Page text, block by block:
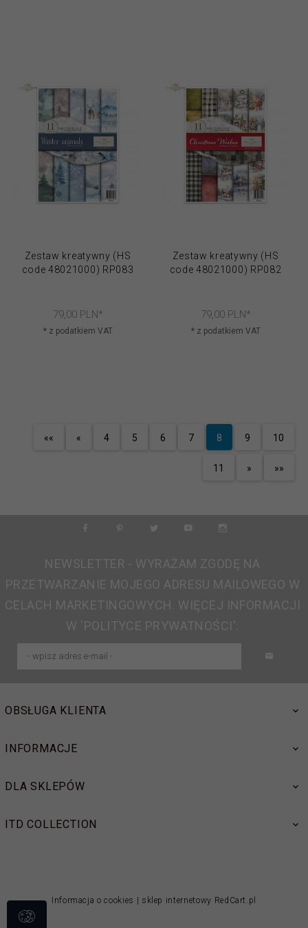
Zestaw kreatywny (HS
code 48021000) RP083
79, 00 PLN*
* z podatkiem VAT
Zestaw kreatywny (HS
code 48021000) RP082
79, 00 PLN*
* z podatkiem VAT
«« « 4 5 6 7 8 9 10
11 » »»
NEWSLETTER - WYRAŻAM ZGODĘ NA
PRZETWARZANIE MOJEGO ADRESU MAILOWEGO W
CELACH MARKETINGOWYCH. WIĘCEJ INFORMACJI
W 'POLITYCE PRYWATNOŚCI'.
OBSŁUGA KLIENTA
INFORMACJE
DLA SKLEPÓW
ITD COLLECTION
Informacja o cookies | sklep internetowy RedCart.pl